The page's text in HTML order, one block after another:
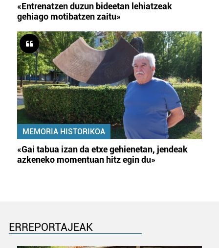
«Entrenatzen duzun bideetan lehiatzeak
gehiago motibatzen zaitu»
MEMORIA HISTORIKOA
«Gai tabua izan da etxe gehienetan, jendeak
azkeneko momentuan hitz egin du»
ERREPORTAJEAK